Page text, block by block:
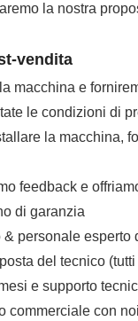
la nostra
vendita
macchina e
le condizioni di
la macchina,
feedback e
di garanzia
personale
del tecnico
e supporto
commerciale con